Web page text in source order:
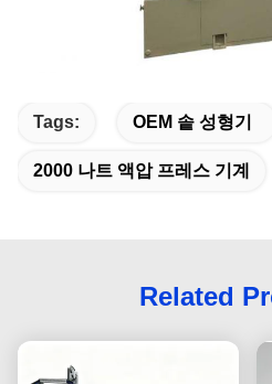
Tags: OEM 솥 성형기
2000 나트 액압 프레스 기계
Related